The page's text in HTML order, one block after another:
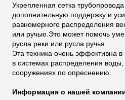
Укрепленная сетка
дополнительную поддержку и
равномерного распределения
или ручью.Это может помочь
русла реки или русла ручья.
Эта техника очень эффективна
в системах распределения
сооружениях по опреснению.
Информация о нашей